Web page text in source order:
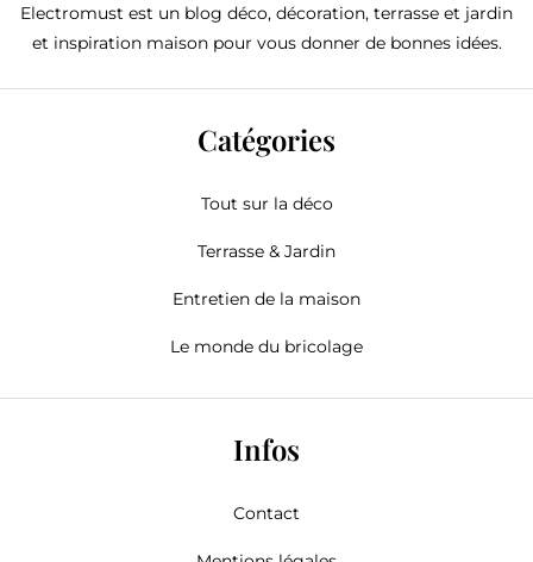
Electromust est un blog déco, décoration, terrasse et jardin
et inspiration maison pour vous donner de bonnes idées.
Catégories
Tout sur la déco
Terrasse & Jardin
Entretien de la maison
Le monde du bricolage
Infos
Contact